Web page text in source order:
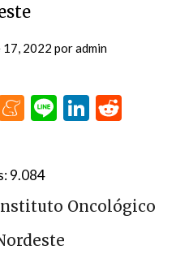
17, 2022 poradmin
Meneame
Line
9.084
Oncológico